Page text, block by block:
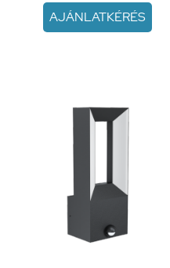
AJÁNLATKÉRÉS